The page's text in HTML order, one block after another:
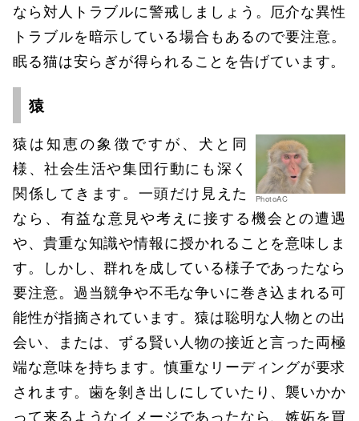
なら対人トラブルに警戒しましょう。厄介な異性
トラブルを暗示している場合もあるので要注意。
眠る猫は安らぎが得られることを告げています。
猿
PhotoAC
猿は知恵の象徴ですが、犬と同
様、社会生活や集団行動にも深く
関係してきます。一頭だけ見えた
なら、有益な意見や考えに接する機会との遭遇
や、貴重な知識や情報に授かれることを意味しま
す。しかし、群れを成している様子であったなら
要注意。過当競争や不毛な争いに巻き込まれる可
能性が指摘されています。猿は聡明な人物との出
会い、または、ずる賢い人物の接近と言った両極
端な意味を持ちます。慎重なリーディングが要求
されます。歯を剝き出しにしていたり、襲いかか
って来るようなイメージであったなら、嫉妬を買